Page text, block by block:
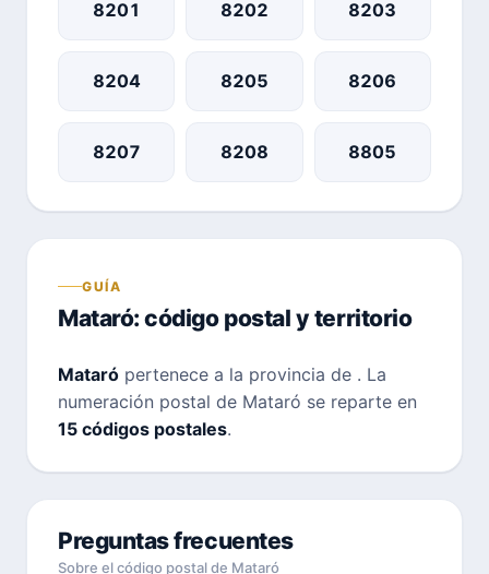
8201 8202 8203
8204 8205 8206
8207 8208 8805
GUÍA
Mataró: código postal y territorio
Mataró pertenece a la provincia de . La
numeración postal de Mataró se reparte en
15 códigos postales.
Preguntas frecuentes
Sobre el código postal de Mataró